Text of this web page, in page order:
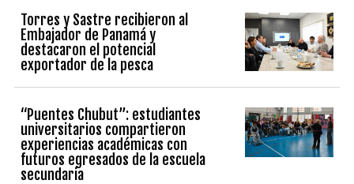
Torres y Sastre recibieron al
Embajador de Panamá y
destacaron el potencial
exportador de la pesca
“Puentes Chubut”: estudiantes
universitarios compartieron
experiencias académicas con
futuros egresados de la escuela
secundaria